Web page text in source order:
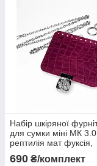
Набір шкіряної
для сумки міні МК 3.0
рептилія мат фуксія,
натуральна шкіра
690 ₴/комплект